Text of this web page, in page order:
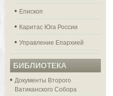
Епископ
Каритас Юга России
Управление Епархией
БИБЛИОТЕКА
Документы Второго
Ватиканского Собора